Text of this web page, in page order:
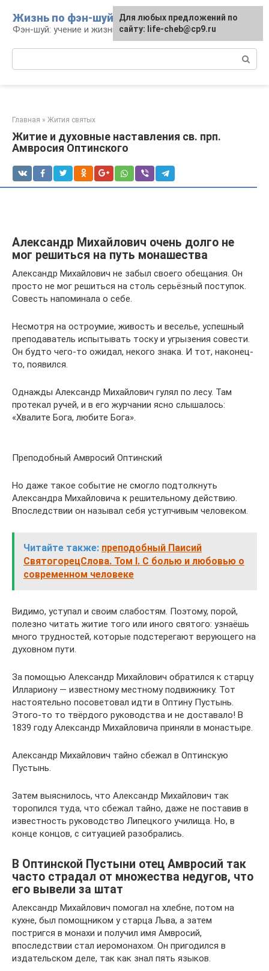
контенту
Жизнь по фэн-шуй
Фэн-шуй: учение и жизнь
Главная » Жития святых
Житие и духовные наставления св. прп.
Амвросия Оптинского
Александр Михайлович очень долго не
мог решиться на путь монашества
Александр Михайлович не забыл своего обещания. Он
просто не мог решиться на столь серьёзный поступок.
Совесть напоминала о себе.
Несмотря на остроумие, живость и веселье, успешный
преподаватель испытывать тоску и угрызения совести.
Он будто чего-то ожидал, некого знака. И тот, наконец-
то, появился.
Однажды Александр Михайлович гулял по лесу. Там
протекал ручей, и в его журчании ясно слышалось:
«Хвалите Бога, любите Бога».
Преподобный Амвросий Оптинский
Но даже такое событие не смогло подтолкнуть
Александра Михайловича к решительному действию.
Впоследствии он называл себя уступчивым человеком.
Читайте также: преподобный Паисий
СвятогорецСлова. Том I. С болью и любовью о
современном человеке
Видимо, уступал и своим слабостям. Поэтому, порой,
полезно читать житие того или иного святого: узнаёшь
много трудностей, которые подстерегают верующего на
духовном пути.
За помощью Александр Михайлович обратился к старцу
Иллариону — известному местному подвижнику. Тот
настоятельно посоветовал идти в Оптину Пустынь.
Этого-то то твёрдого руководства и не доставало! В
1839 году Александр Михайловича приняли в монастыре.
Александр Михайлович тайно сбежал в Оптинскую
Пустынь.
Затем выяснилось, что Александр Михайлович так
торопился туда, что сбежал тайно, даже не поставив в
известность руководство Липецкого училища. Но, в
конце концов, с ситуацией разобрались.
В Оптинской Пустыни отец Амвросий так
часто страдал от множества недугов, что
его вывели за штат
Александр Михайлович помогал на хлебне, потом на
кухне, был помощником у старца Льва, а затем
постригся в монахи и получил имя Амвросий,
впоследствии стал иеромонахом. Он пригодился в
издательском деле, так как знал пять языков.
Для любых предложений по
сайту: life-cheb@cp9.ru
Для любых предложений по
сайту: life-cheb@cp9.ru